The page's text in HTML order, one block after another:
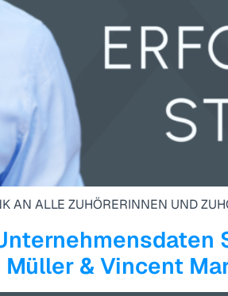
AN ALLE ZUHÖRERINNEN UND
& Vincent